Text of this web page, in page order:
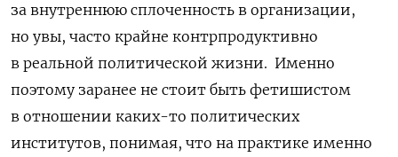
за внутреннюю сплоченность в организации,
но увы, часто крайне контрпродуктивно
в реальной политической жизни. Именно
поэтому заранее не стоит быть фетишистом
в отношении каких-то политических
институтов, понимая, что на практике именно